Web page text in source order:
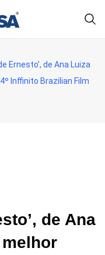
Ernesto’, de Ana Luiza
Inffinito Brazilian Film
de Ana